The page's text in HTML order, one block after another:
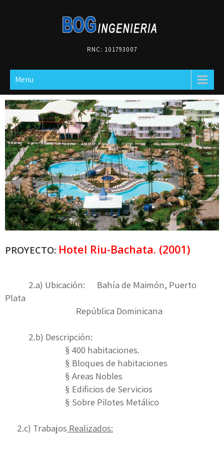
RNC: 101793007
Menu
PROYECTO: Hotel Riu-Bachata. (2001)
2.a) Ubicación: Bahía de Maimón, Puerto
Plata
República Dominicana
2.b) Descripción:
§ 400 habitaciones.
§ Bloques de habitaciones
§ Areas Nobles
§ Edificios de Servicios
§ Sobre Pilotes Metálico
2.c) Trabajos Realizados: